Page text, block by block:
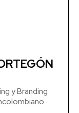
y Branding